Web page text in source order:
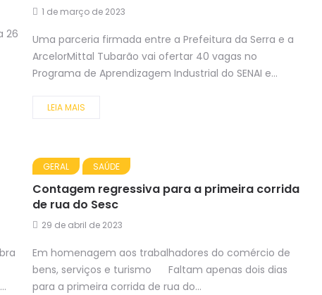
26
1 de março de 2023
Uma parceria firmada entre a Prefeitura da Serra e a
ArcelorMittal Tubarão vai ofertar 40 vagas no
Programa de Aprendizagem Industrial do SENAI e...
LEIA MAIS
GERAL SAÚDE
Contagem regressiva para a primeira corrida
de rua do Sesc
29 de abril de 2023
Em homenagem aos trabalhadores do comércio de
bens, serviços e turismo Faltam apenas dois dias
para a primeira corrida de rua do...